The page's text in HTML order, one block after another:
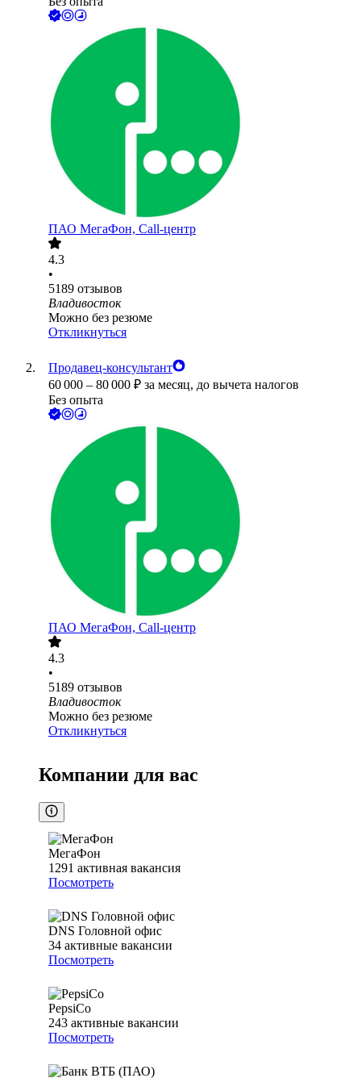
ПАО МегаФон, Call-центр
4.3
•
5189 отзывов
Владивосток
Можно без резюме
Откликнуться
Продавец-консультант
60 000 – 80 000 ₽ за месяц, до вычета налогов
Без опыта
ПАО МегаФон, Call-центр
4.3
•
5189 отзывов
Владивосток
Можно без резюме
Откликнуться
Компании для вас
МегаФон
1291 активная вакансия
Посмотреть
DNS Головной офис
34 активные вакансии
Посмотреть
PepsiCo
243 активные вакансии
Посмотреть